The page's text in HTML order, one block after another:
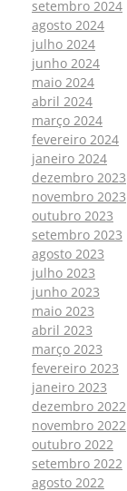
setembro 2024
agosto 2024
julho 2024
junho 2024
maio 2024
abril 2024
março 2024
fevereiro 2024
janeiro 2024
dezembro 2023
novembro 2023
outubro 2023
setembro 2023
agosto 2023
julho 2023
junho 2023
maio 2023
abril 2023
março 2023
fevereiro 2023
janeiro 2023
dezembro 2022
novembro 2022
outubro 2022
setembro 2022
agosto 2022